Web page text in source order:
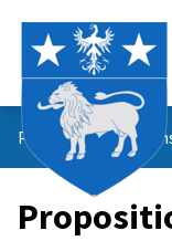
Propositions du